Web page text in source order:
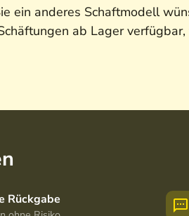
anderes Schaftmodell
ab Lager
Rückgabe